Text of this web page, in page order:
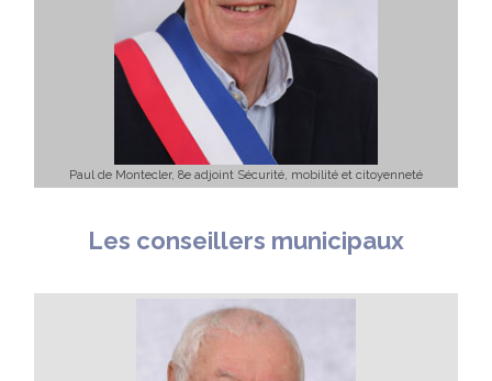
Paul de Montecler, 8e adjoint Sécurité, mobilité et citoyenneté
Les conseillers municipaux